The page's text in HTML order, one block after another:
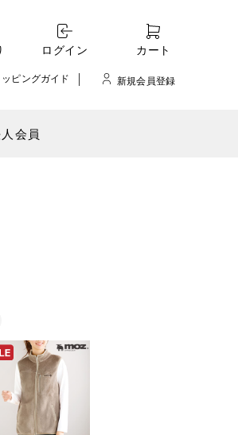
ログイン カート
ッピングガイド 新規会員登録
会員